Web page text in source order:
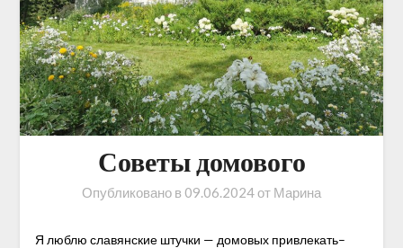
Советы домового
Опубликовано в 09.06.2024от Марина
Я люблю славянские штучки — домовых привлекать–